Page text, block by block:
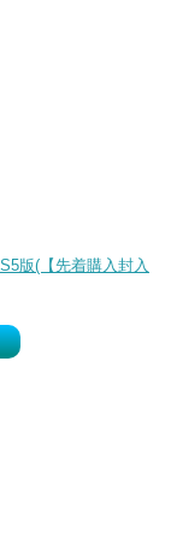
版(【先着購入封入